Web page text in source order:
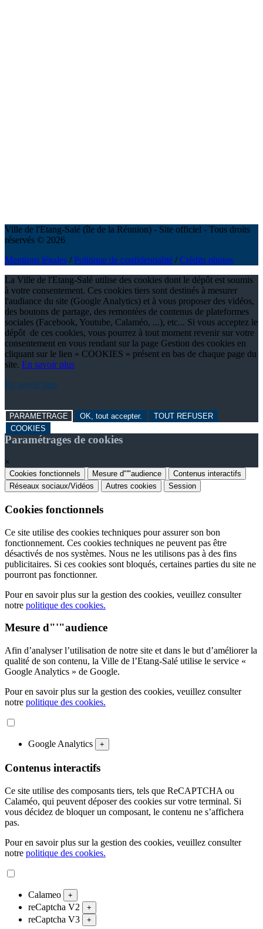
Ville de l'Etang-Salé (île de la Réunion) - Site officiel - Tous droits
réservés © 2026
Mentions légales /Politique de confidentialité /Crédits photos
La Ville de l'Etang-Salé utilise des cookies dont le dépôt est soumis
à votre consentement. Ces cookies tiers sont destinés à mesurer
l'audiance du site (Google Analytics) et à vous proposer des vidéos,
des boutons de partage, des remontées de contenus de plateformes
sociales (Facebook, Youtube, Calaméo, ...), etc... Si vous acceptez le
dépôt de ces cookies, vous pourrez à tout moment revenir sur votre
consentement en vous rendant sur la page Gestion des cookies en
cliquant sur le lien « COOKIES » présent en bas de chaque page du
site. En savoir plus
En savoir plus
PARAMETRAGE OK, tout accepter.
TOUT REFUSER
COOKIES
Paramétrages de cookies
×
Cookies fonctionnels Mesure d"'"audience
Contenus interactifs
Réseaux sociaux/Vidéos
Autres cookies Session
Cookies fonctionnels
Ce site utilise des cookies techniques pour assurer son bon
fonctionnement. Ces cookies techniques ne peuvent pas être
désactivés de nos systèmes. Nous ne les utilisons pas à des fins
publicitaires. Si ces cookies sont bloqués, certaines parties du site ne
pourront pas fonctionner.
Pour en savoir plus sur la gestion des cookies, veuillez consulter
notre politique des cookies.
Mesure d"'"audience
Afin d’analyser l’utilisation de notre site et dans le but d’améliorer la
qualité de son contenu, la Ville de l’Etang-Salé utilise le service «
Google Analytics » de Google.
Pour en savoir plus sur la gestion des cookies, veuillez consulter
notre politique des cookies.
Google Analytics +
Contenus interactifs
Ce site utilise des composants tiers, tels que ReCAPTCHA ou
Calaméo, qui peuvent déposer des cookies sur votre terminal. Si
vous décidez de bloquer un composant, le contenu ne s’affichera
pas.
Pour en savoir plus sur la gestion des cookies, veuillez consulter
notre politique des cookies.
Calameo +
reCaptcha V2 +
reCaptcha V3 +